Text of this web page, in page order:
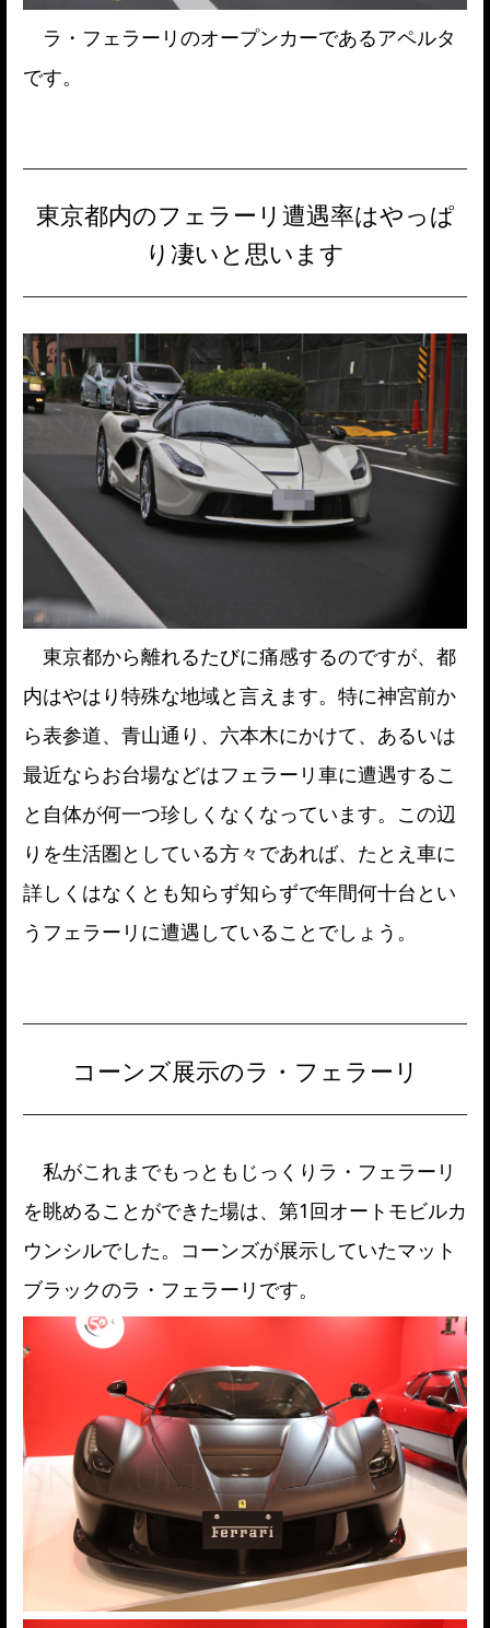
ラ・フェラーリのオープンカーであるアペルタ
です。
東京都内のフェラーリ遭遇率はやっぱ
り凄いと思います
東京都から離れるたびに痛感するのですが、都
内はやはり特殊な地域と言えます。特に神宮前か
ら表参道、青山通り、六本木にかけて、あるいは
最近ならお台場などはフェラーリ車に遭遇するこ
と自体が何一つ珍しくなくなっています。この辺
りを生活圏としている方々であれば、たとえ車に
詳しくはなくとも知らず知らずで年間何十台とい
うフェラーリに遭遇していることでしょう。
コーンズ展示のラ・フェラーリ
私がこれまでもっともじっくりラ・フェラーリ
を眺めることができた場は、第1回オートモビルカ
ウンシルでした。コーンズが展示していたマット
ブラックのラ・フェラーリです。